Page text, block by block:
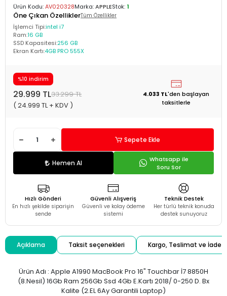
Ürün Kodu:AV020328Marka:APPLEStok: 1
Öne Çıkan ÖzelliklerTüm Özellikler
İşlemci Tipi:intel i7
Ram:16 GB
SSD Kapasitesi:256 GB
Ekran Kartı:4GB PRO 555X
%10 indirim
29.999 TL33.299 TL
( 24.999 TL + KDV )
4.033 TL'denbaşlayan
taksitlerle
Sepete Ekle
Hemen Al
Whatsapp ile
Soru Sor
Hızlı Gönderi
En hızlı şekilde siparişin
sende
Güvenli Alışveriş
Güvenli ve kolay ödeme
sistemi
Teknik Destek
Her türlü teknik konuda
destek sunuyoruz
Açıklama Taksit seçenekleri Kargo, Teslimat ve İade
Ürün Adı : Apple A1990 MacBook Pro 16" Touchbar İ7 8850H
(8.Nesil) 16Gb Ram 256Gb Ssd 4Gb E.Kartı 2018/ 0-250 D. Bx
Kalite (2.EL 6Ay Garantili Laptop)